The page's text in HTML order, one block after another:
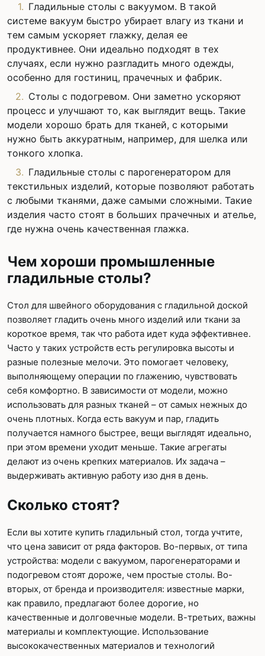
Гладильные столы с вакуумом. В такой
системе вакуум быстро убирает влагу из ткани и
тем самым ускоряет глажку, делая ее
продуктивнее. Они идеально подходят в тех
случаях, если нужно разгладить много одежды,
особенно для гостиниц, прачечных и фабрик.
Столы с подогревом. Они заметно ускоряют
процесс и улучшают то, как выглядит вещь. Такие
модели хорошо брать для тканей, с которыми
нужно быть аккуратным, например, для шелка или
тонкого хлопка.
Гладильные столы с парогенератором для
текстильных изделий, которые позволяют работать
с любыми тканями, даже самыми сложными. Такие
изделия часто стоят в больших прачечных и ателье,
где нужна очень качественная глажка.
Чем хороши промышленные
гладильные столы?
Стол для швейного оборудования с гладильной доской
позволяет гладить очень много изделий или ткани за
короткое время, так что работа идет куда эффективнее.
Часто у таких устройств есть регулировка высоты и
разные полезные мелочи. Это помогает человеку,
выполняющему операции по глажению, чувствовать
себя комфортно. В зависимости от модели, можно
использовать для разных тканей – от самых нежных до
очень плотных. Когда есть вакуум и пар, гладить
получается намного быстрее, вещи выглядят идеально,
при этом времени уходит меньше. Такие агрегаты
делают из очень крепких материалов. Их задача –
выдерживать активную работу изо дня в день.
Сколько стоят?
Если вы хотите купить гладильный стол, тогда учтите,
что цена зависит от ряда факторов. Во-первых, от типа
устройства: модели с вакуумом, парогенераторами и
подогревом стоят дороже, чем простые столы. Во-
вторых, от бренда и производителя: известные марки,
как правило, предлагают более дорогие, но
качественные и долговечные модели. В-третьих, важны
материалы и комплектующие. Использование
высококачественных материалов и технологий